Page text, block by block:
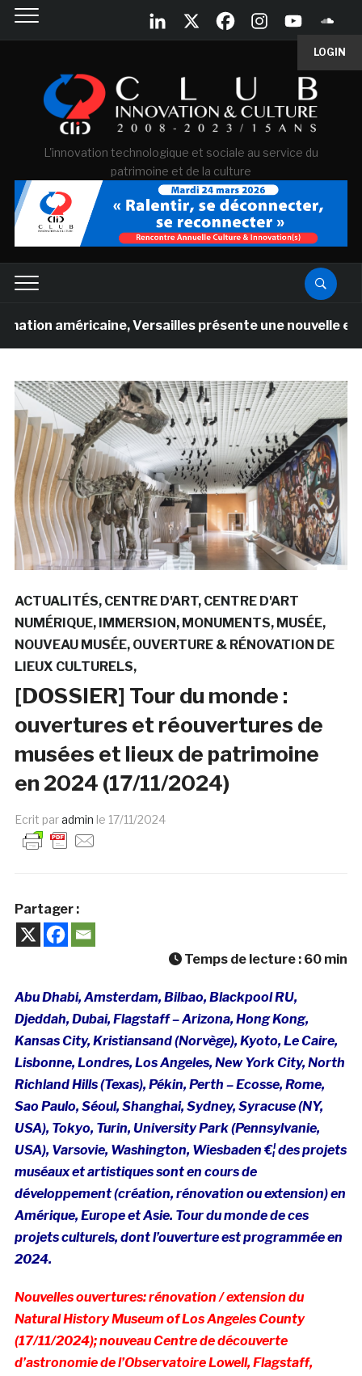
LOGIN
L'innovation technologique et sociale au service du
patrimoine et de la culture
Versailles présente une nouvelle
ACTUALITÉS CENTRE D'ART CENTRE D'ART
NUMÉRIQUE IMMERSION MONUMENTS MUSÉE
NOUVEAU MUSÉE OUVERTURE & RÉNOVATION DE
LIEUX CULTURELS
[DOSSIER] Tour du monde :
ouvertures et réouvertures de
musées et lieux de patrimoine
en 2024 (17/11/2024)
Ecrit paradmin le 17/11/2024
Partager :
Temps de lecture : 60 min
Abu Dhabi, Amsterdam, Bilbao, Blackpool RU,
Djeddah, Dubai, Flagstaff – Arizona, Hong Kong,
Kansas City, Kristiansand (Norvège), Kyoto, Le Caire,
Lisbonne, Londres, Los Angeles, New York City, North
Richland Hills (Texas), Pékin, Perth – Ecosse, Rome,
Sao Paulo, Séoul, Shanghai, Sydney, Syracuse (NY,
USA), Tokyo, Turin, University Park (Pennsylvanie,
USA), Varsovie, Washington, Wiesbaden €¦des projets
muséaux et artistiques sont en cours de
développement (création, rénovation ou extension) en
Amérique, Europe et Asie. Tour du monde de ces
projets culturels, dont l’ouverture est programmée en
2024.
Nouvelles ouvertures:rénovation / extension du
Natural History Museum of Los Angeles County
(17/11/2024); nouveau Centre de découverte
d’astronomie de l’Observatoire Lowell, Flagstaff,